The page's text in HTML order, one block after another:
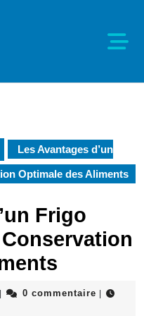
Les Avantages d’un
Optimale des Aliments
Frigo
kaeltblock0 commentaire